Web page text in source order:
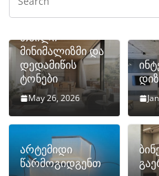
თბილი
მინიმალიზმი და
დედამიწის
ტონები
May 26, 2026
არტემიდი
წარმოგიდგენთ